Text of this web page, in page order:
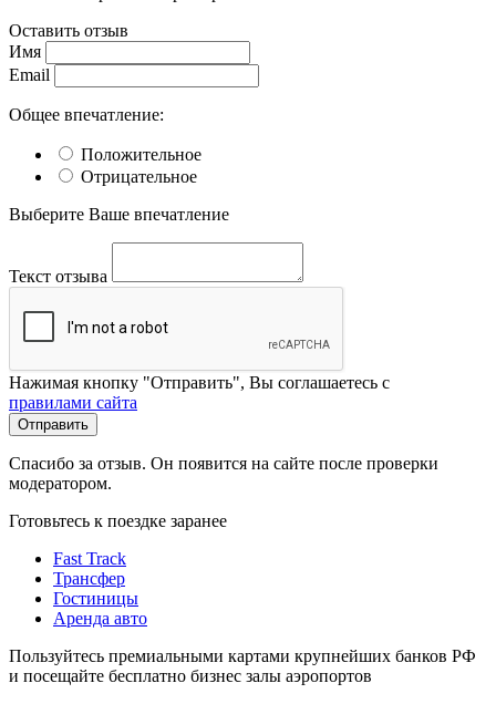
Оставить отзыв
Имя
Email
Общее впечатление:
Положительное
Отрицательное
Выберите Ваше впечатление
Текст отзыва
Нажимая кнопку "Отправить", Вы соглашаетесь с
правилами сайта
Отправить
Спасибо за отзыв. Он появится на сайте после проверки
модератором.
Готовьтесь к поездке заранее
Fast Track
Трансфер
Гостиницы
Аренда авто
Пользуйтесь премиальными картами крупнейших банков РФ
и посещайте бесплатно бизнес залы аэропортов